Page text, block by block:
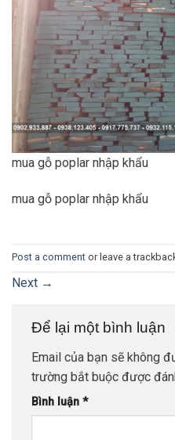
mua gỗ poplar nhập khẩu
mua gỗ poplar nhập khẩu
Post a comment or leave a
Next →
Để lại một bình luận
Email của bạn sẽ không
trường bắt buộc được
Bình luận *